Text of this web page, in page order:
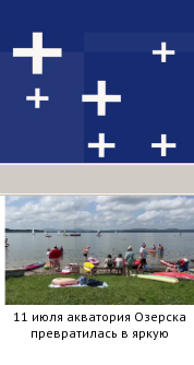
11 июля акватория Озерска
превратилась в яркую